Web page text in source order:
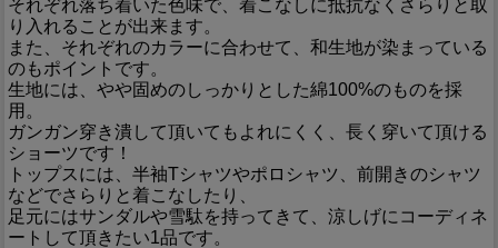
それぞれ落ち着いた色味で、着こなしに抵抗なくさらりと取
り入れることが出来ます。
また、それぞれのカラーに合わせて、和生地が染まっている
のもポイントです。
生地には、やや固めのしっかりとした綿100%のものを採
用。
ガンガン穿き潰して頂いてもよれにくく、長く穿いて頂ける
ショーツです！
トップスには、半袖Tシャツやポロシャツ、前開きのシャツ
などでさらりと着こなしたり、
足元にはサンダルや雪駄を持ってきて、涼しげにコーディネ
ートして頂きたい1品です。